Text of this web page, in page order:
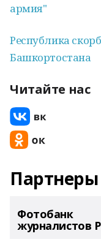
армия"
Республика
Башкортостана
Читайте нас
Партнеры
Фотобанк
журналистов